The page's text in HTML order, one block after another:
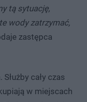
tą sytuację,
wody zatrzymać,
zastępca
cały czas
w miejscach